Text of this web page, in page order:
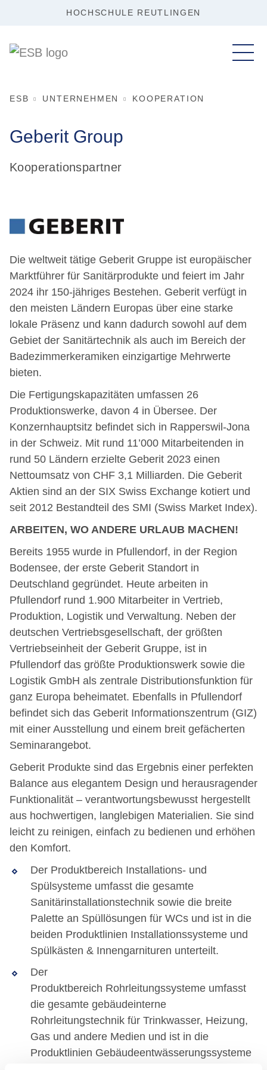
HOCHSCHULE REUTLINGEN
ESB UNTERNEHMEN KOOPERATION
Geberit Group
Kooperationspartner
Die weltweit tätige Geberit Gruppe ist europäischer
Marktführer für Sanitärprodukte und feiert im Jahr
2024 ihr 150-jähriges Bestehen. Geberit verfügt in
den meisten Ländern Europas über eine starke
lokale Präsenz und kann dadurch sowohl auf dem
Gebiet der Sanitärtechnik als auch im Bereich der
Badezimmerkeramiken einzigartige Mehrwerte
bieten.
Die Fertigungskapazitäten umfassen 26
Produktionswerke, davon 4 in Übersee. Der
Konzernhauptsitz befindet sich in Rapperswil-Jona
in der Schweiz. Mit rund 11’000 Mitarbeitenden in
rund 50 Ländern erzielte Geberit 2023 einen
Nettoumsatz von CHF 3,1 Milliarden. Die Geberit
Aktien sind an der SIX Swiss Exchange kotiert und
seit 2012 Bestandteil des SMI (Swiss Market Index).
ARBEITEN, WO ANDERE URLAUB MACHEN!
Bereits 1955 wurde in Pfullendorf, in der Region
Bodensee, der erste Geberit Standort in
Deutschland gegründet. Heute arbeiten in
Pfullendorf rund 1.900 Mitarbeiter in Vertrieb,
Produktion, Logistik und Verwaltung. Neben der
deutschen Vertriebsgesellschaft, der größten
Vertriebseinheit der Geberit Gruppe, ist in
Pfullendorf das größte Produktionswerk sowie die
Logistik GmbH als zentrale Distributionsfunktion für
ganz Europa beheimatet. Ebenfalls in Pfullendorf
befindet sich das Geberit Informationszentrum (GIZ)
mit einer Ausstellung und einem breit gefächerten
Seminarangebot.
Geberit Produkte sind das Ergebnis einer perfekten
Balance aus elegantem Design und herausragender
Funktionalität – verantwortungsbewusst hergestellt
aus hochwertigen, langlebigen Materialien. Sie sind
leicht zu reinigen, einfach zu bedienen und erhöhen
den Komfort.
Der Produktbereich Installations- und
Spülsysteme umfasst die gesamte
Sanitärinstallationstechnik sowie die breite
Palette an Spüllösungen für WCs und ist in die
beiden Produktlinien Installationssysteme und
Spülkästen & Innengarnituren unterteilt.
Der
Produktbereich Rohrleitungssysteme umfasst
die gesamte gebäudeinterne
Rohrleitungstechnik für Trinkwasser, Heizung,
Gas und andere Medien und ist in die
Produktlinien Gebäudeentwässerungssysteme